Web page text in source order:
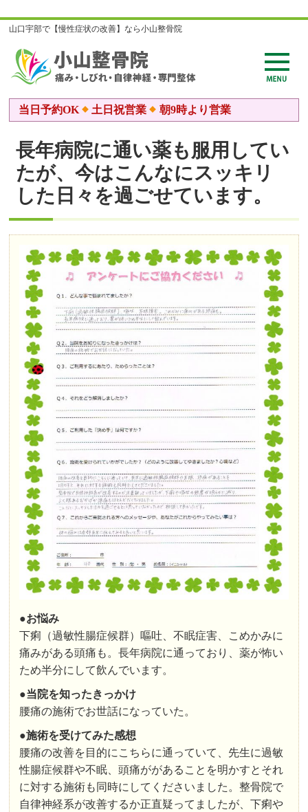
山口宇部で【慢性症状の改善】なら小山整骨院
当日予約OK 土日祝営業 朝9時より営業
長年病院に通い薬も服用してい
たが、今はこんなにスッキリ
した日々を過ごせています。
●お悩み
下痢（過敏性腸症候群）嘔吐、不眠症害、こめかみに
痛みがある頭痛も。長年病院に通っており、薬が怖い
ため半分にして飲んでいます。
●当院を知ったきっかけ
腰痛の施術でお世話になっていた。
●施術を受けてみた感想
腰痛の改善を目的にこちらに通っていて、先生に過敏
性腸症候群や不眠、頭痛ががあることを明かすとそれ
に対する施術も同時にしてくださいました。整骨院で
自律神経系が改善するか正直疑ってましたが、下痢や